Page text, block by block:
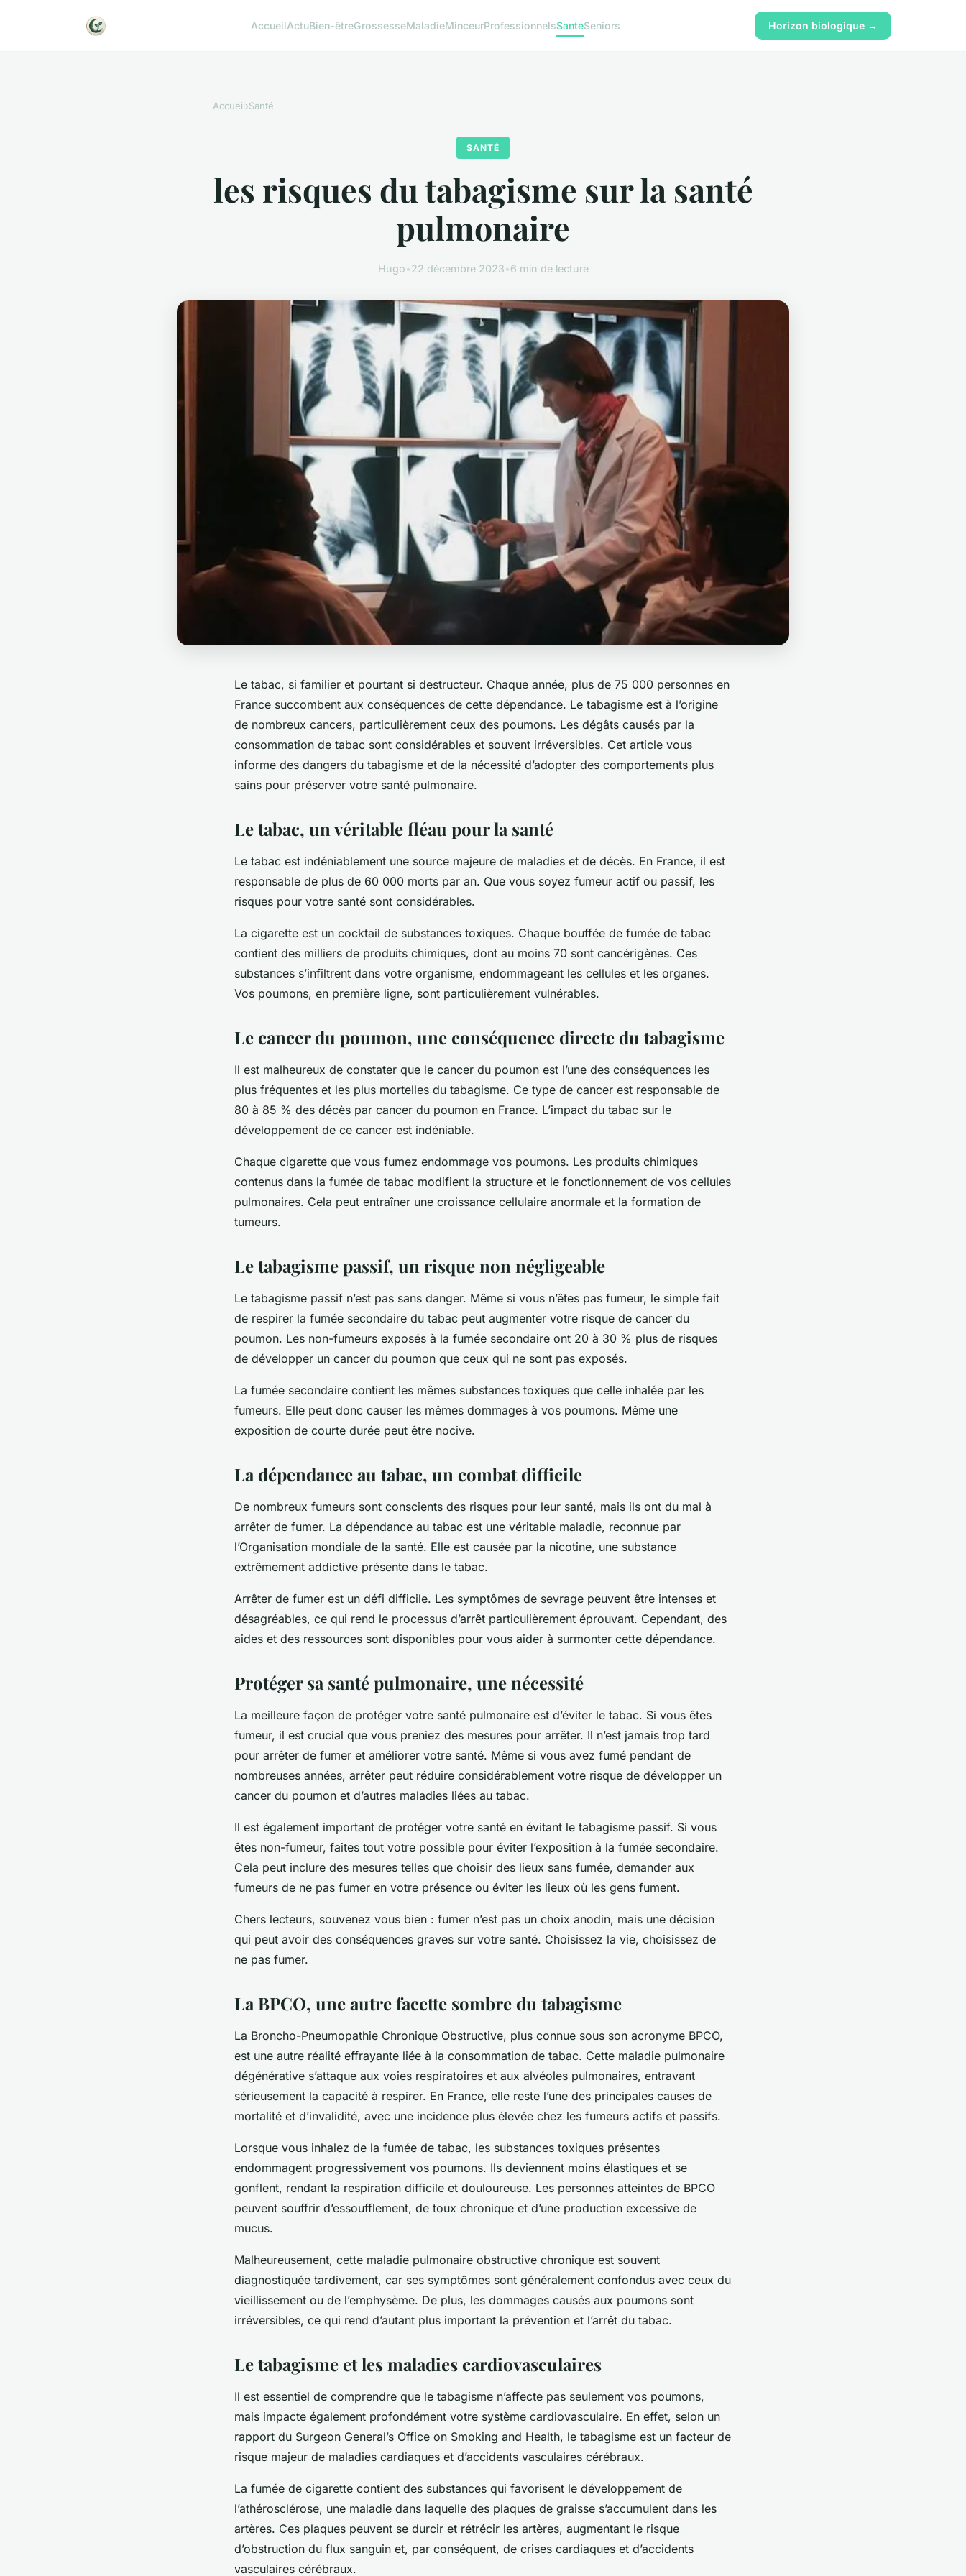
AccueilActuBien-êtreGrossesseMaladieMinceurProfessionnelsSantéSeniors Horizon biologique →
Accueil›Santé
SANTÉ
les risques du tabagisme sur la santé
pulmonaire
Hugo•22 décembre 2023•6 min de lecture
Le tabac, si familier et pourtant si destructeur. Chaque année, plus de 75 000 personnes en
France succombent aux conséquences de cette dépendance. Le tabagisme est à l’origine
de nombreux cancers, particulièrement ceux des poumons. Les dégâts causés par la
consommation de tabac sont considérables et souvent irréversibles. Cet article vous
informe des dangers du tabagisme et de la nécessité d’adopter des comportements plus
sains pour préserver votre santé pulmonaire.
Le tabac, un véritable fléau pour la santé
Le tabac est indéniablement une source majeure de maladies et de décès. En France, il est
responsable de plus de 60 000 morts par an. Que vous soyez fumeur actif ou passif, les
risques pour votre santé sont considérables.
La cigarette est un cocktail de substances toxiques. Chaque bouffée de fumée de tabac
contient des milliers de produits chimiques, dont au moins 70 sont cancérigènes. Ces
substances s’infiltrent dans votre organisme, endommageant les cellules et les organes.
Vos poumons, en première ligne, sont particulièrement vulnérables.
Le cancer du poumon, une conséquence directe du tabagisme
Il est malheureux de constater que le cancer du poumon est l’une des conséquences les
plus fréquentes et les plus mortelles du tabagisme. Ce type de cancer est responsable de
80 à 85 % des décès par cancer du poumon en France. L’impact du tabac sur le
développement de ce cancer est indéniable.
Chaque cigarette que vous fumez endommage vos poumons. Les produits chimiques
contenus dans la fumée de tabac modifient la structure et le fonctionnement de vos cellules
pulmonaires. Cela peut entraîner une croissance cellulaire anormale et la formation de
tumeurs.
Le tabagisme passif, un risque non négligeable
Le tabagisme passif n’est pas sans danger. Même si vous n’êtes pas fumeur, le simple fait
de respirer la fumée secondaire du tabac peut augmenter votre risque de cancer du
poumon. Les non-fumeurs exposés à la fumée secondaire ont 20 à 30 % plus de risques
de développer un cancer du poumon que ceux qui ne sont pas exposés.
La fumée secondaire contient les mêmes substances toxiques que celle inhalée par les
fumeurs. Elle peut donc causer les mêmes dommages à vos poumons. Même une
exposition de courte durée peut être nocive.
La dépendance au tabac, un combat difficile
De nombreux fumeurs sont conscients des risques pour leur santé, mais ils ont du mal à
arrêter de fumer. La dépendance au tabac est une véritable maladie, reconnue par
l’Organisation mondiale de la santé. Elle est causée par la nicotine, une substance
extrêmement addictive présente dans le tabac.
Arrêter de fumer est un défi difficile. Les symptômes de sevrage peuvent être intenses et
désagréables, ce qui rend le processus d’arrêt particulièrement éprouvant. Cependant, des
aides et des ressources sont disponibles pour vous aider à surmonter cette dépendance.
Protéger sa santé pulmonaire, une nécessité
La meilleure façon de protéger votre santé pulmonaire est d’éviter le tabac. Si vous êtes
fumeur, il est crucial que vous preniez des mesures pour arrêter. Il n’est jamais trop tard
pour arrêter de fumer et améliorer votre santé. Même si vous avez fumé pendant de
nombreuses années, arrêter peut réduire considérablement votre risque de développer un
cancer du poumon et d’autres maladies liées au tabac.
Il est également important de protéger votre santé en évitant le tabagisme passif. Si vous
êtes non-fumeur, faites tout votre possible pour éviter l’exposition à la fumée secondaire.
Cela peut inclure des mesures telles que choisir des lieux sans fumée, demander aux
fumeurs de ne pas fumer en votre présence ou éviter les lieux où les gens fument.
Chers lecteurs, souvenez vous bien : fumer n’est pas un choix anodin, mais une décision
qui peut avoir des conséquences graves sur votre santé. Choisissez la vie, choisissez de
ne pas fumer.
La BPCO, une autre facette sombre du tabagisme
La Broncho-Pneumopathie Chronique Obstructive, plus connue sous son acronyme BPCO,
est une autre réalité effrayante liée à la consommation de tabac. Cette maladie pulmonaire
dégénérative s’attaque aux voies respiratoires et aux alvéoles pulmonaires, entravant
sérieusement la capacité à respirer. En France, elle reste l’une des principales causes de
mortalité et d’invalidité, avec une incidence plus élevée chez les fumeurs actifs et passifs.
Lorsque vous inhalez de la fumée de tabac, les substances toxiques présentes
endommagent progressivement vos poumons. Ils deviennent moins élastiques et se
gonflent, rendant la respiration difficile et douloureuse. Les personnes atteintes de BPCO
peuvent souffrir d’essoufflement, de toux chronique et d’une production excessive de
mucus.
Malheureusement, cette maladie pulmonaire obstructive chronique est souvent
diagnostiquée tardivement, car ses symptômes sont généralement confondus avec ceux du
vieillissement ou de l’emphysème. De plus, les dommages causés aux poumons sont
irréversibles, ce qui rend d’autant plus important la prévention et l’arrêt du tabac.
Le tabagisme et les maladies cardiovasculaires
Il est essentiel de comprendre que le tabagisme n’affecte pas seulement vos poumons,
mais impacte également profondément votre système cardiovasculaire. En effet, selon un
rapport du Surgeon General’s Office on Smoking and Health, le tabagisme est un facteur de
risque majeur de maladies cardiaques et d’accidents vasculaires cérébraux.
La fumée de cigarette contient des substances qui favorisent le développement de
l’athérosclérose, une maladie dans laquelle des plaques de graisse s’accumulent dans les
artères. Ces plaques peuvent se durcir et rétrécir les artères, augmentant le risque
d’obstruction du flux sanguin et, par conséquent, de crises cardiaques et d’accidents
vasculaires cérébraux.